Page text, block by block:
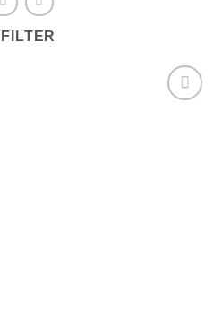
FILTER